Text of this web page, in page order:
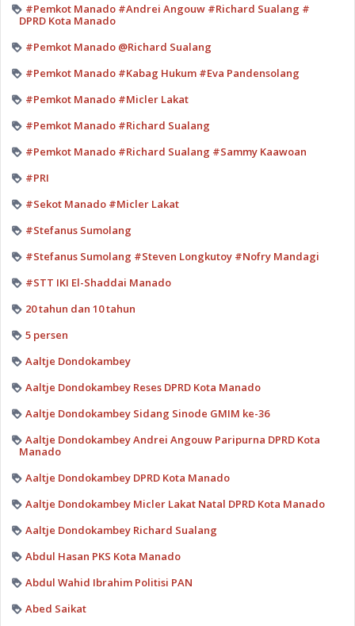
#Pemkot Manado #Andrei Angouw #Richard Sualang #
DPRD Kota Manado
#Pemkot Manado @Richard Sualang
#Pemkot Manado #Kabag Hukum #Eva Pandensolang
#Pemkot Manado #Micler Lakat
#Pemkot Manado #Richard Sualang
#Pemkot Manado #Richard Sualang #Sammy Kaawoan
#PRI
#Sekot Manado #Micler Lakat
#Stefanus Sumolang
#Stefanus Sumolang #Steven Longkutoy #Nofry Mandagi
#STT IKI El-Shaddai Manado
20 tahun dan 10 tahun
5 persen
Aaltje Dondokambey
Aaltje Dondokambey Reses DPRD Kota Manado
Aaltje Dondokambey Sidang Sinode GMIM ke-36
Aaltje Dondokambey Andrei Angouw Paripurna DPRD Kota
Manado
Aaltje Dondokambey DPRD Kota Manado
Aaltje Dondokambey Micler Lakat Natal DPRD Kota Manado
Aaltje Dondokambey Richard Sualang
Abdul Hasan PKS Kota Manado
Abdul Wahid Ibrahim Politisi PAN
Abed Saikat